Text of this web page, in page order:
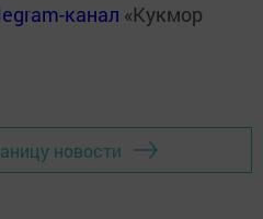
канал «Кукмор
новости